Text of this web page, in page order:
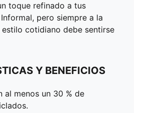
toque refinado a tus
pero siempre a la
cotidiano debe sentirse
Y BENEFICIOS
al menos un 30 % de